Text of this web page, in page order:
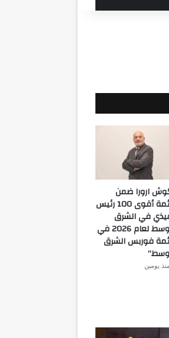
ارورا ضمن
قائمة أقوى 100 رئيس
في الشرق
الأوسط لعام 2026 في
فوربس الشرق
منذ يومين